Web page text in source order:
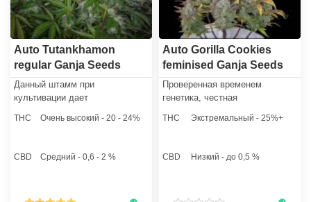
Auto Tutankhamon
regular Ganja Seeds
Данный штамм при
культивации дает
сильное растение. Хорошо
каннабисом.
THC Очень высокий - 20 - 24%
CBD Средний - 0,6 - 2 %
Auto Gorilla Cookies
feminised Ganja Seeds
Проверенная временем
генетика, честная
простота в культивации
новичкам получать урожаи
THC Экстремальный - 25%+
CBD Низкий - до 0,5 %